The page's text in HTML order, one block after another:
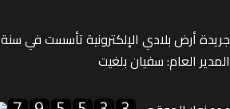
جريدة أرض بلادي الإلكترونية تأسست في سنة 2012
المدير العام: سفيان بلغيت